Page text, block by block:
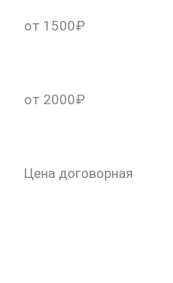
от 1500₽
от 2000₽
Цена договорная